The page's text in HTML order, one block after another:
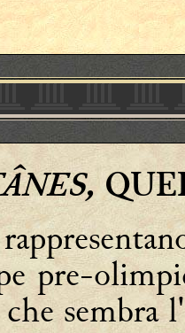
pre-
sembra